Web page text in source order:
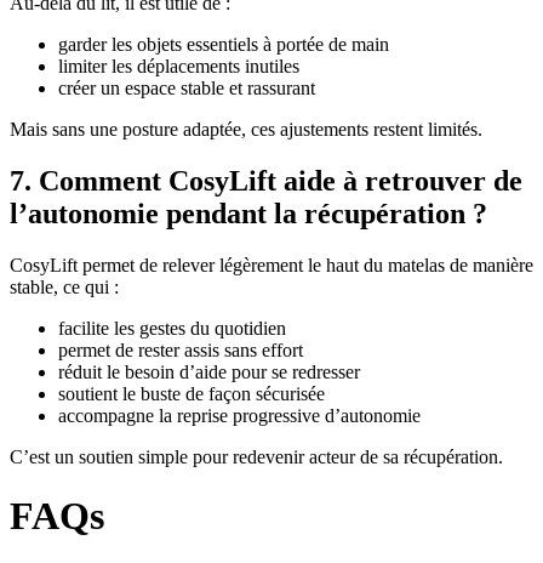
garder les objets essentiels à portée de main
limiter les déplacements inutiles
créer un espace stable et rassurant
Mais sans une posture adaptée, ces ajustements restent limités.
7. Comment CosyLift aide à retrouver de
l’autonomie pendant la récupération ?
CosyLift permet de relever légèrement le haut du matelas de manière
stable, ce qui :
facilite les gestes du quotidien
permet de rester assis sans effort
réduit le besoin d’aide pour se redresser
soutient le buste de façon sécurisée
accompagne la reprise progressive d’autonomie
C’est un soutien simple pour redevenir acteur de sa récupération.
FAQs